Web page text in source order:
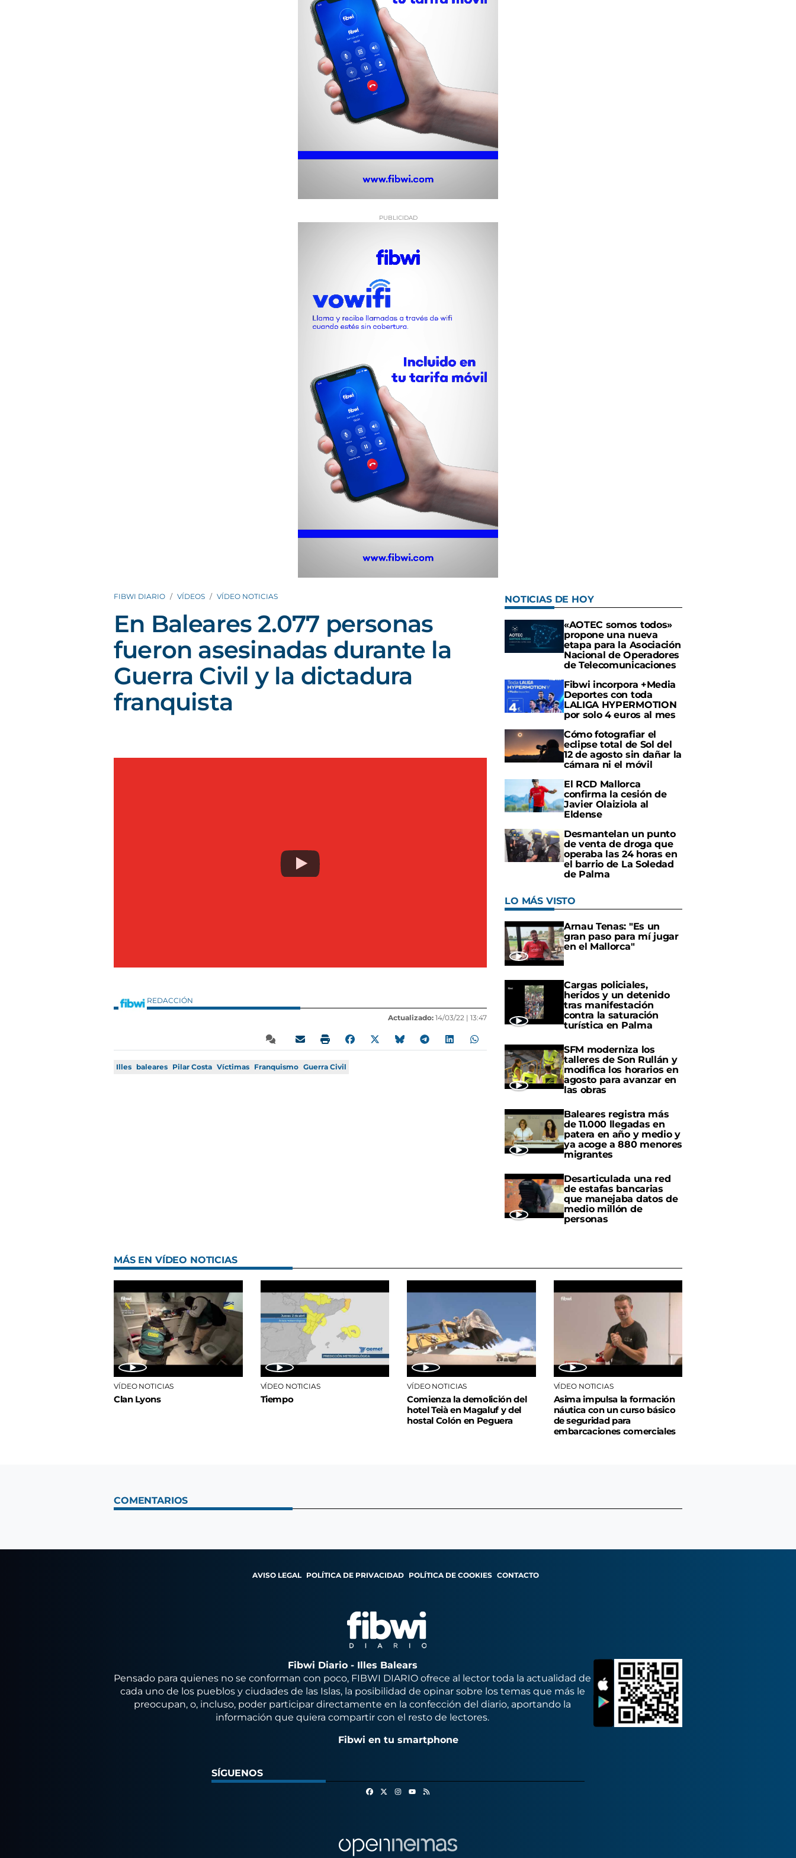
FIBWI DIARIO VÍDEOS VÍDEO NOTICIAS
En Baleares 2.077 personas
fueron asesinadas durante la
Guerra Civil y la dictadura
franquista
REDACCIÓN
Actualizado: 14/03/22 | 13:47
Illes baleares Pilar Costa Víctimas Franquismo Guerra Civil
NOTICIAS DE HOY
«AOTEC somos todos»
propone una nueva
etapa para la Asociación
Nacional de Operadores
de Telecomunicaciones
Fibwi incorpora +Media
Deportes con toda
LALIGA HYPERMOTION
por solo 4 euros al mes
Cómo fotografiar el
eclipse total de Sol del
12 de agosto sin dañar la
cámara ni el móvil
El RCD Mallorca
confirma la cesión de
Javier Olaiziola al
Eldense
Desmantelan un punto
de venta de droga que
operaba las 24 horas en
el barrio de La Soledad
de Palma
LO MÁS VISTO
Arnau Tenas: "Es un
gran paso para mí jugar
en el Mallorca"
Cargas policiales,
heridos y un detenido
tras manifestación
contra la saturación
turística en Palma
SFM moderniza los
talleres de Son Rullán y
modifica los horarios en
agosto para avanzar en
las obras
Baleares registra más
de 11.000 llegadas en
patera en año y medio y
ya acoge a 880 menores
migrantes
Desarticulada una red
de estafas bancarias
que manejaba datos de
medio millón de
personas
MÁS EN VÍDEO NOTICIAS
VÍDEO NOTICIAS
Clan Lyons
VÍDEO NOTICIAS
Tiempo
VÍDEO NOTICIAS
Comienza la demolición del
hotel Teià en Magaluf y del
hostal Colón en Peguera
VÍDEO NOTICIAS
Asima impulsa la formación
náutica con un curso básico
de seguridad para
embarcaciones comerciales
COMENTARIOS
AVISO LEGAL POLÍTICA DE PRIVACIDAD POLÍTICA DE COOKIES CONTACTO
Fibwi Diario - Illes Balears
Pensado para quienes no se conforman con poco, FIBWI DIARIO ofrece al lector toda la actualidad de
cada uno de los pueblos y ciudades de las Islas, la posibilidad de opinar sobre los temas que más le
preocupan, o, incluso, poder participar directamente en la confección del diario, aportando la
información que quiera compartir con el resto de lectores.
Fibwi en tu smartphone
SÍGUENOS
FacebookInstagram